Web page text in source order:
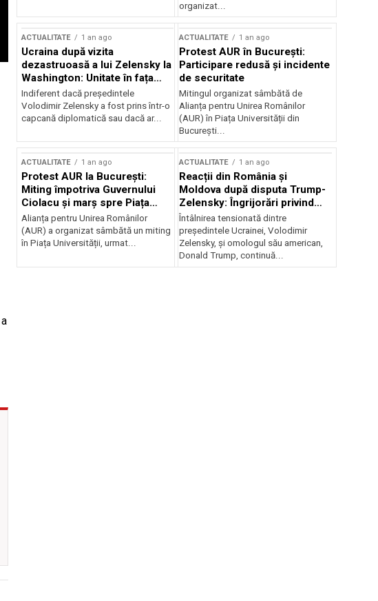
organizat...
ACTUALITATE 1 an ago
Ucraina după vizita
dezastruoasă a lui Zelensky la
Washington: Unitate în fața
incertitudinii
Indiferent dacă președintele
Volodimir Zelensky a fost prins într-o
capcană diplomatică sau dacă ar...
ACTUALITATE 1 an ago
Protest AUR în București:
Participare redusă și incidente
de securitate
Mitingul organizat sâmbătă de
Alianța pentru Unirea Românilor
(AUR) în Piața Universității din
București...
ACTUALITATE 1 an ago
Protest AUR la București:
Miting împotriva Guvernului
Ciolacu și marș spre Piața
Victoriei
Alianța pentru Unirea Românilor
(AUR) a organizat sâmbătă un miting
în Piața Universității, urmat...
ACTUALITATE 1 an ago
Reacții din România și
Moldova după disputa Trump-
Zelensky: Îngrijorări privind
securitatea regională
Întâlnirea tensionată dintre
președintele Ucrainei, Volodimir
Zelensky, și omologul său american,
Donald Trump, continuă...